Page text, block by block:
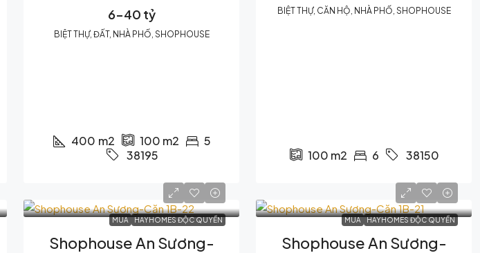
6-40 tỷ
BIỆT THỰ, ĐẤT, NHÀ PHỐ, SHOPHOUSE
400 m2 100 m2
5
38195
BIỆT THỰ, CĂN HỘ, NHÀ PHỐ, SHOPHOUSE
100 m2 6 38150
MUA HAYHOMES ĐỘC QUYỀN
Shophouse An Sương-
MUA HAYHOMES ĐỘC QUYỀN
Shophouse An Sương-